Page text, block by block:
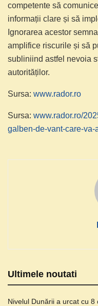
competente să
informații clare și să
Ignorarea acestor
amplifice riscurile și să
subliniind astfel nevoia
autorităților.
Sursa: www.rador.ro
Sursa: www.rador.ro/
galben-de-vant-care-
Ultimele noutati
Nivelul Dunării a urcat cu